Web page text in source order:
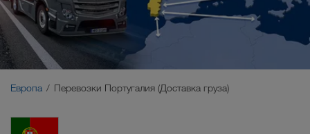
Россия
Ближний Восток
Европа Перевозки Португалия (Доставка груза)